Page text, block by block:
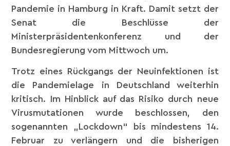
Pandemie in Hamburg in Kraft. Damit setzt der
Senat die Beschlüsse der
Ministerpräsidentenkonferenz und der
Bundesregierung vom Mittwoch um.
Trotz eines Rückgangs der Neuinfektionen ist
die Pandemielage in Deutschland weiterhin
kritisch. Im Hinblick auf das Risiko durch neue
Virusmutationen wurde beschlossen, den
sogenannten „Lockdown“ bis mindestens 14.
Februar zu verlängern und die bisherigen